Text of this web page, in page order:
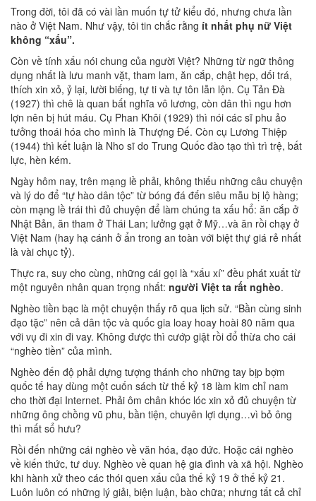
Trong đời, tôi đã có vài lần muốn tự tử kiểu đó, nhưng chưa lần
nào ở Việt Nam. Như vậy, tôi tin chắc rằng ít nhất phụ nữ Việt
không “xấu”.
Còn về tính xấu nói chung của người Việt? Những từ ngữ thông
dụng nhất là lưu manh vặt, tham lam, ăn cắp, chật hẹp, dối trá,
thích xin xỏ, ỷ lại, lười biếng, tự ti và tự tôn lẫn lộn. Cụ Tản Đà
(1927) thì chê là quan bất nghĩa vô lương, còn dân thì ngu hơn
lợn nên bị hút máu. Cụ Phan Khôi (1929) thì nói các sĩ phu ảo
tưởng thoái hóa cho mình là Thượng Đế. Còn cụ Lương Thiệp
(1944) thì kết luận là Nho sĩ do Trung Quốc đào tạo thì trì trệ, bất
lực, hèn kém.
Ngày hôm nay, trên mạng lề phải, không thiếu những câu chuyện
và lý do để “tự hào dân tộc” từ bóng đá đến siêu mẫu bị lộ hàng;
còn mạng lề trái thì đủ chuyện để làm chúng ta xấu hổ: ăn cắp ở
Nhật Bản, ăn tham ở Thái Lan; lưởng gạt ở Mỹ…và ăn rồi chạy ở
Việt Nam (hay hạ cánh ở ẩn trong an toàn với biệt thự giá rẻ nhất
là vài chục tỷ).
Thực ra, suy cho cùng, những cái gọi là “xấu xí” đều phát xuất từ
một nguyên nhân quan trọng nhất: người Việt ta rất nghèo.
Nghèo tiền bạc là một chuyện thấy rõ qua lịch sử. “Bần cùng sinh
đạo tặc” nên cả dân tộc và quốc gia loay hoay hoài 80 năm qua
với vụ đi xin đi vay. Không được thì cướp giật rồi đổ thừa cho cái
“nghèo tiền” của mình.
Nghèo đến độ phải dựng tượng thánh cho những tay bịp bợm
quốc tế hay dùng một cuốn sách từ thế kỷ 18 làm kim chỉ nam
cho thời đại Internet. Phải ôm chân khóc lóc xin xỏ đủ chuyện từ
những ông chồng vũ phu, bần tiện, chuyên lợi dụng…vì bỏ ông
thì mất sổ hưu?
Rồi đến những cái nghèo về văn hóa, đạo đức. Hoặc cái nghèo
về kiến thức, tư duy. Nghèo về quan hệ gia đình và xã hội. Nghèo
khi hành xử theo các thói quen xấu của thế kỷ 19 ở thế kỷ 21.
Luôn luôn có những lý giải, biện luận, bào chữa; nhưng tất cả chỉ